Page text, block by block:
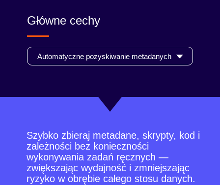
Główne cechy
Szybko zbieraj metadane, skrypty, kod i
zależności bez konieczności
wykonywania zadań ręcznych —
zwiększając wydajność i zmniejszając
ryzyko w obrębie całego stosu danych.